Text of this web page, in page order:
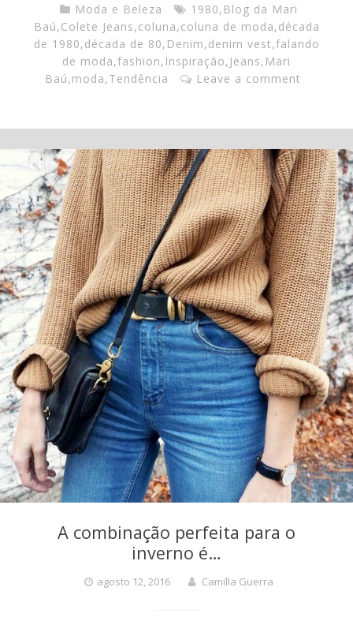
Moda e Beleza 1980, Blog da Mari
Baú,Colete Jeans,coluna,coluna de moda,década
de 1980,década de 80, Denim,denim vest,falando
de moda,fashion, Inspiração, Jeans, Mari
Baú,moda,Tendência Leave a comment
A combinação perfeita para o
inverno é…
agosto 12, 2016 Camilla Guerra